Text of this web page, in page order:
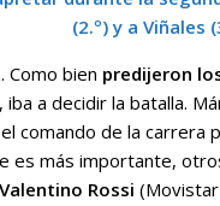
(2.º) y a Viñales
Como bien predijeron
a decidir la batalla.
comando de la carrera
es más importante,
Rossi